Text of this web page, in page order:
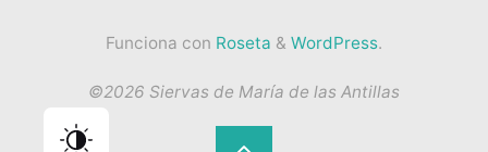
Funciona con Roseta & WordPress.
©2026 Siervas de María de las Antillas